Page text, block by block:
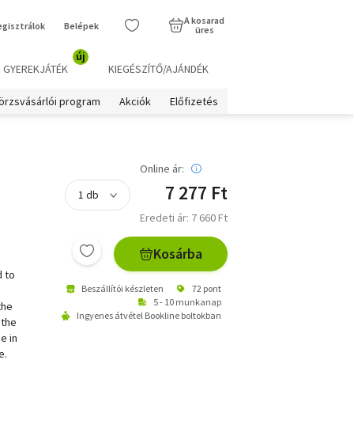
Belépek
A kosarad
üres
GYEREKJÁTÉK
új
KIEGÉSZÍTŐ/AJÁNDÉK
program Akciók Előfizetés
to
in
Online ár:
7 277 Ft
Eredeti ár: 7 660 Ft
Kosárba
Beszállítói készleten
72 pont
5 - 10 munkanap
Ingyenes átvétel Bookline boltokban